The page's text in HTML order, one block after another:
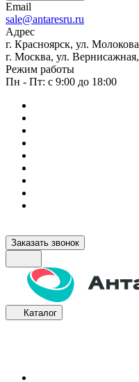
Email
sale@antaresru.ru
Адрес
г. Красноярск, ул.
г. Москва, ул.
Режим работы
Пн - Пт: с 9:00 до 18:00
Заказать звонок
Каталог